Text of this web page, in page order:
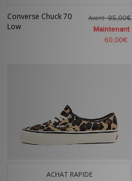
Converse Chuck 70
Low
Avant95,00€
Maintenant
60,00€
ACHAT RAPIDE